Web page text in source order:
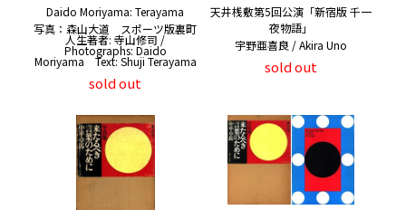
Daido Moriyama: Terayama
写真：森山大道 スポーツ版裏町
人生著者: 寺山修司 /
Photographs: Daido
Moriyama Text: Shuji Terayama
sold out
天井桟敷第5回公演「新宿版 千一
夜物語」
宇野亜喜良 / Akira Uno
sold out